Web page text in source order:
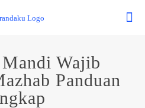
Wajib
Panduan